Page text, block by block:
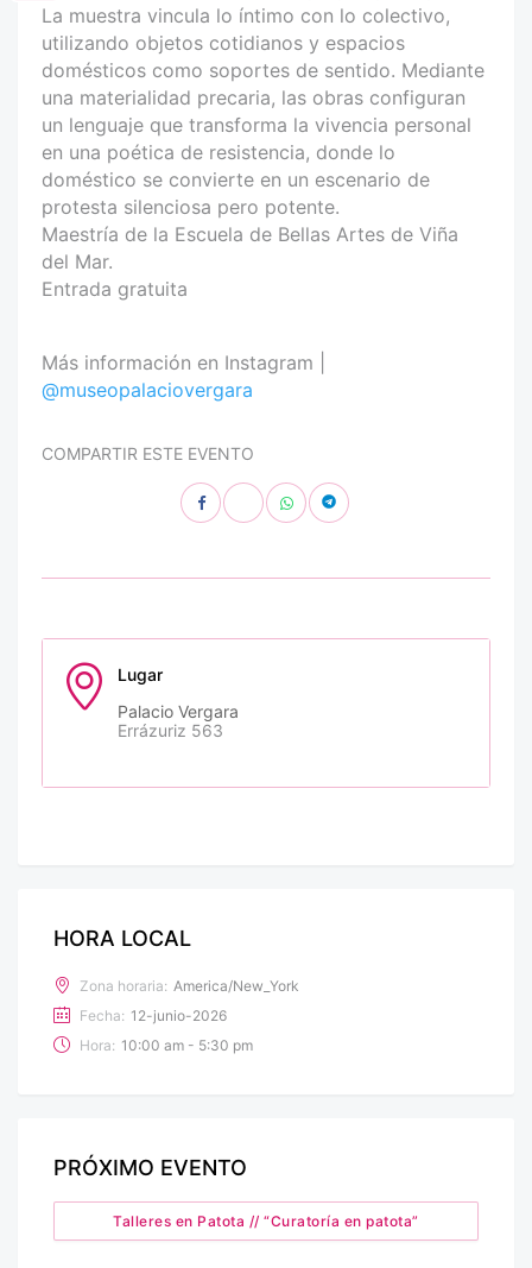
La muestra vincula lo íntimo con lo colectivo,
utilizando objetos cotidianos y espacios
domésticos como soportes de sentido. Mediante
una materialidad precaria, las obras configuran
un lenguaje que transforma la vivencia personal
en una poética de resistencia, donde lo
doméstico se convierte en un escenario de
protesta silenciosa pero potente.
Maestría de la Escuela de Bellas Artes de Viña
del Mar.
Entrada gratuita
Más información en Instagram |
@museopalaciovergara
COMPARTIR ESTE EVENTO
Lugar
Palacio Vergara
Errázuriz 563
HORA LOCAL
Zona horaria: America/New_York
Fecha: 12-junio-2026
Hora: 10:00 am - 5:30 pm
PRÓXIMO EVENTO
Talleres en Patota // “Curatoría en patota”